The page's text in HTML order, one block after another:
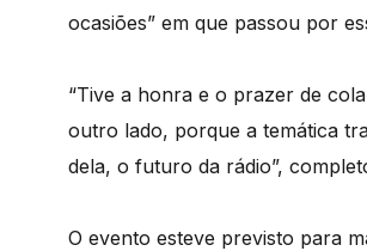
ocasiões” em que passou por
“Tive a honra e o prazer de
outro lado, porque a temática
dela, o futuro da rádio”,
O evento esteve previsto para